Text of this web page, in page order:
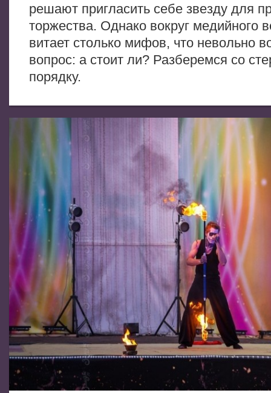
решают пригласить себе звезду для
торжества. Однако вокруг медийного
витает столько мифов, что невольно
вопрос: а стоит ли? Разберемся со
порядку.